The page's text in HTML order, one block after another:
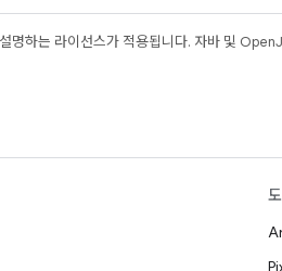
명하는 라이선스가 적용됩니다. 자바 및